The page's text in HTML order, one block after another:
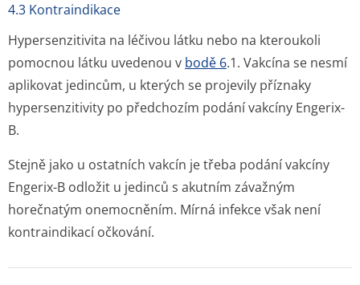
4.3 Kontraindikace
Hypersenzitivita na léčivou látku nebo na kteroukoli
pomocnou látku uvedenou v bodě 6.1. Vakcína se nesmí
aplikovat jedincům, u kterých se projevily příznaky
hypersenzitivity po předchozím podání vakcíny Engerix-
B.
Stejně jako u ostatních vakcín je třeba podání vakcíny
Engerix-B odložit u jedinců s akutním závažným
horečnatým onemocněním. Mírná infekce však není
kontraindikací očkování.